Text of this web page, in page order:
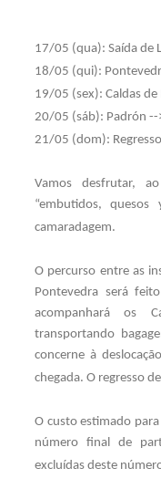
17/05 (qua): Saída de
18/05 (qui):
19/05 (sex): Caldas
20/05 (sáb): Padrón --
21/05 (dom):
Vamos desfrutar,
“embutidos,
camaradagem.
O percurso entre as
Pontevedra será
acompanhará os
transportando
concerne à
chegada. O regresso de
O custo estimado
número final de
excluídas deste